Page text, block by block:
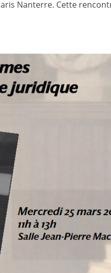
Nanterre. Cette